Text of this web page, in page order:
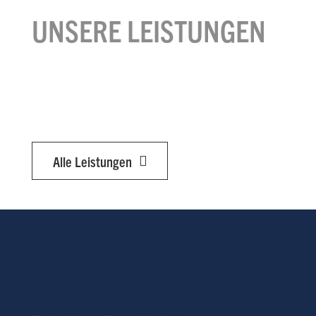
UNSERE LEISTUNGEN
Alle Leistungen